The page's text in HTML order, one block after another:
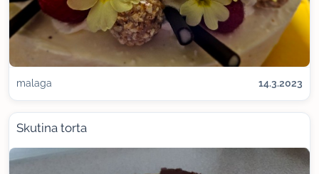
malaga 14.3.2023
Skutina torta